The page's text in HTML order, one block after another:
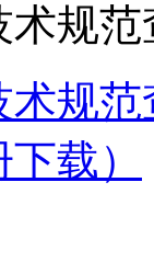
规
规
载）